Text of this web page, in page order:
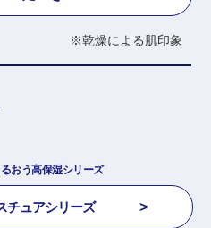
※乾燥による肌印象
おう高保湿シリーズ
チュアシリーズ